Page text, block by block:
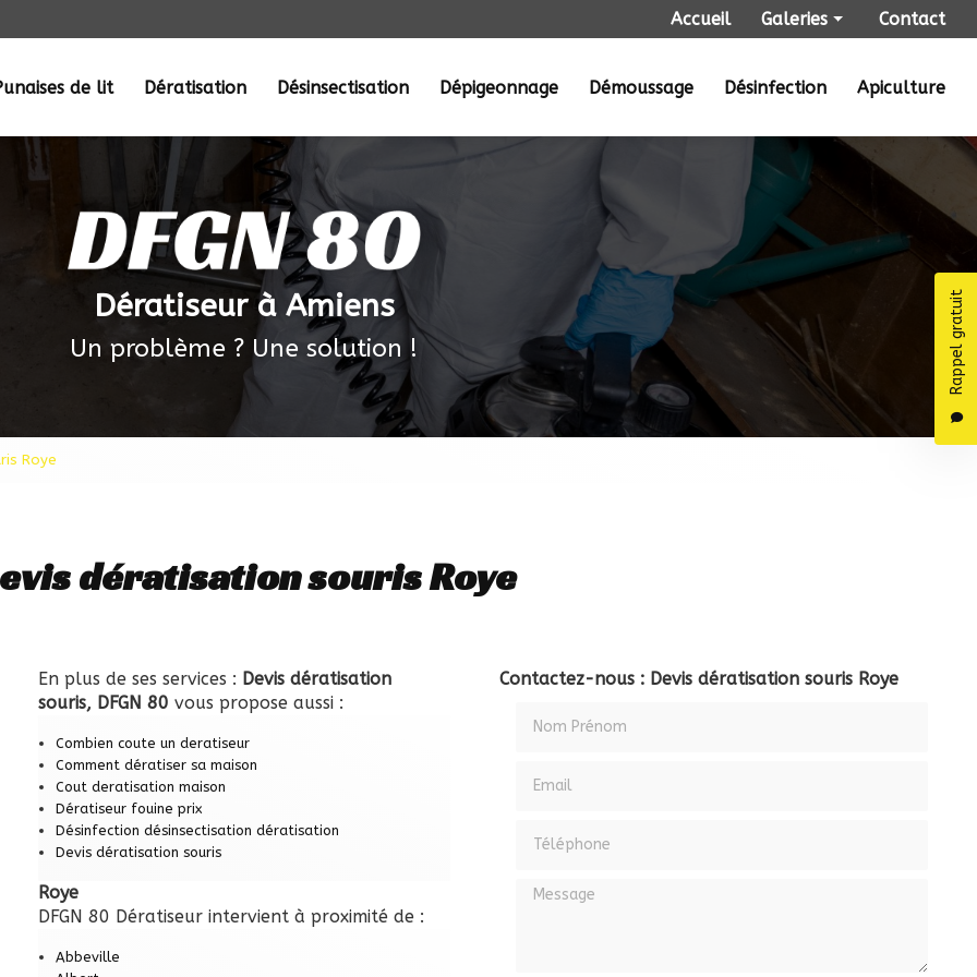
Navigation secondaire
Accueil Galeries
Dératisation
Désinsectisation
Dépigeonnage
Démoussage
Désinfection
Apiculture
Contact
Rappel gratuit
de lit Dératisation Désinsectisation Dépigeonnage Démoussage Désinfection Apiculture
Dératiseur à Amiens
Un problème ? Une solution !
Roye
dératisation souris Roye
En plus de ses services : Devis dératisation
souris, DFGN 80 vous propose aussi :
Combien coute un deratiseur
Comment dératiser sa maison
Cout deratisation maison
Dératiseur fouine prix
Désinfection désinsectisation dératisation
Devis dératisation souris
Roye
DFGN 80 Dératiseur intervient à proximité de :
Abbeville
Contactez-nous : Devis dératisation souris Roye
Message